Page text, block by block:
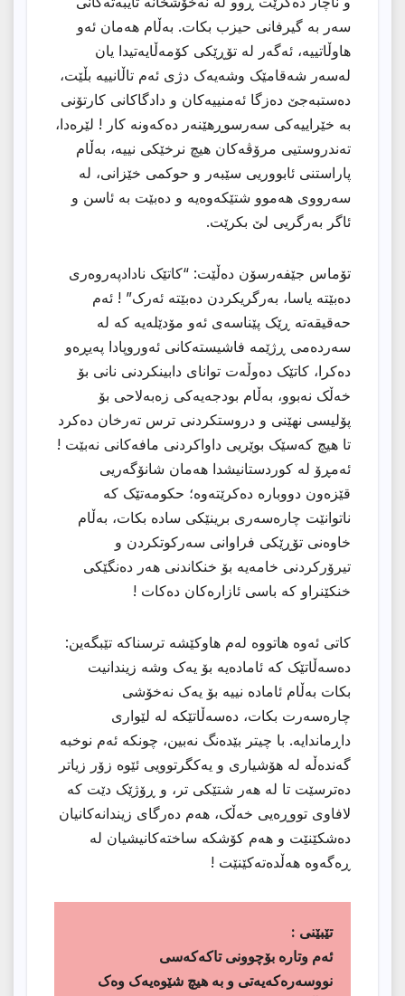
سەر بە گیرفانی حیزب بکات. بەڵام هەمان ئەو
هاوڵاتییە، ئەگەر لە تۆڕێکی کۆمەڵایەتیدا یان
لەسەر شەقامێک وشەیەک دژی ئەم تاڵانییە بڵێت،
دەستبەجێ دەزگا ئەمنییەکان و دادگاکانی کارتۆنی
بە خێراییەکی سەرسوڕهێنەر دەکەونە کار ! لێرەدا،
تەندروستیی مرۆڤەکان هیچ نرخێکی نییە، بەڵام
پاراستنی ئابووریی سێبەر و حوکمی خێزانی، لە
سەرووی هەموو شتێکەوەیە و دەبێت بە ئاسن و
ئاگر بەرگریی لێ بکرێت.
تۆماس جێفەرسۆن دەڵێت: “کاتێک نادادپەروەری
دەبێتە یاسا، بەرگریکردن دەبێتە ئەرک” ! ئەم
حەقیقەتە ڕێک پێناسەی ئەو مۆدێلەیە کە لە
سەردەمی ڕژێمە فاشیستەکانی ئەوروپادا پەیڕەو
دەکرا، کاتێک دەوڵەت توانای دابینکردنی نانی بۆ
خەڵک نەبوو، بەڵام بودجەیەکی زەبەلاحی بۆ
پۆلیسی نهێنی و دروستکردنی ترس تەرخان دەکرد
تا هیچ کەسێک بوێریی داواکردنی مافەکانی نەبێت !
ئەمڕۆ لە کوردستانیشدا هەمان شانۆگەریی
قێزەون دووبارە دەکرێتەوە؛ حکومەتێک کە
ناتوانێت چارەسەری برینێکی سادە بکات، بەڵام
خاوەنی تۆڕێکی فراوانی سەرکوتکردن و
تیرۆرکردنی خامەیە بۆ خنکاندنی هەر دەنگێکی
خنکێنراو کە باسی ئازارەکان دەکات !
کاتی ئەوە هاتووە لەم هاوکێشە ترسناکە تێبگەین:
دەسەڵاتێک کە ئامادەیە بۆ یەک وشە زیندانیت
بکات بەڵام ئامادە نییە بۆ یەک نەخۆشی
چارەسەرت بکات، دەسەڵاتێکە لە لێواری
داڕماندایە. با چیتر بێدەنگ نەبین، چونکە ئەم نوخبە
گەندەڵە لە هۆشیاری و یەکگرتوویی ئێوە زۆر زیاتر
دەترسێت تا لە هەر شتێکی تر، و ڕۆژێک دێت کە
لافاوی تووڕەیی خەڵک، هەم دەرگای زیندانەکانیان
دەشکێنێت و هەم کۆشکە ساختەکانیشیان لە
ڕەگەوە هەڵدەتەکێنێت !
تێبێنى :
ئەم وتارە بۆچوونی تاکەکەسی
نووسەرەکەیەتی و بە هیچ شێوەیەک وەک